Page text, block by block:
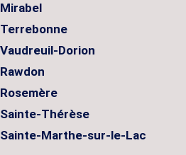
Dorion
Thérèse
Marthe-sur-le-Lac